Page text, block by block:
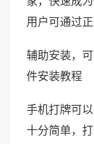
用户可通过
辅助安装，
件安装教程
手机打牌可
十分简单，